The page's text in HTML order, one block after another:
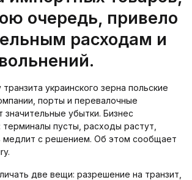
очередь, привело
расходам и
украинского зерна польские
порты и перевалочные
значительные убытки. Бизнес
пусты, расходы растут,
медлит с решением. Об этом сообщает
две вещи: разрешение на транзит,